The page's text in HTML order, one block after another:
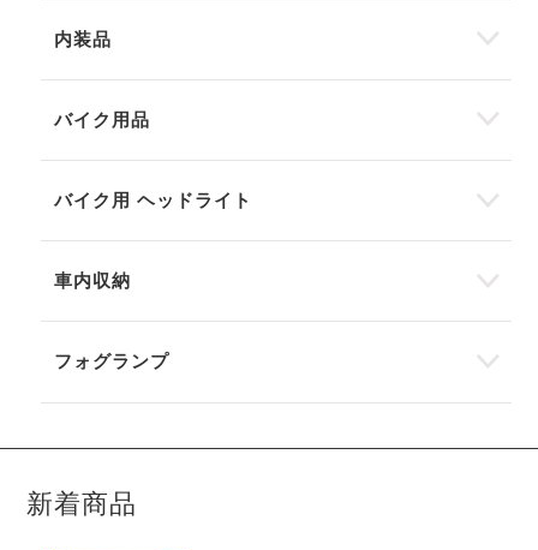
内装品
バイク用品
バイク用 ヘッドライト
車内収納
フォグランプ
新着商品